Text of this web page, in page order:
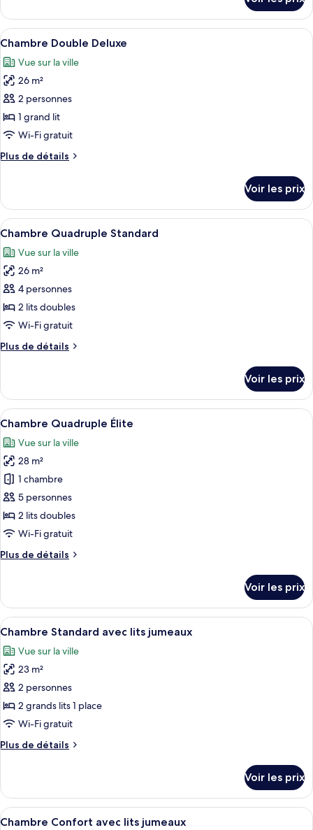
Élite
le
type
de
Chambre
Double
Élite
Afficher
toutes
les
photos
pour
ce
type
chambre :
Deluxe
Une chambre d’hôtel moderne
6
Chambre Double Deluxe
Vue sur la ville
26 m²
2 personnes
1 grand lit
Wi-Fi gratuit
Plus de détails
Plus
le
type
de
Chambre
Double
Deluxe
Voir les prix
Afficher
toutes
les
photos
pour
ce
type
chambre :
Standard
Une chambre d’hôtel avec deux lits,
5
Chambre Quadruple Standard
Vue sur la ville
26 m²
4 personnes
2 lits doubles
Wi-Fi gratuit
Plus de détails
Plus
le
type
de
Chambre
Quadruple
Standard
Voir les prix
Afficher
toutes
les
photos
pour
ce
type
de
chambre :
Chambre
Une chambre d’hôtel avec deux lits,
5
Chambre Quadruple Élite
Vue sur la ville
28 m²
1 chambre
5 personnes
2 lits doubles
Wi-Fi gratuit
Plus de détails
Plus
le
type
de
Chambre
Quadruple
Élite
Voir les prix
Afficher
toutes
les
photos
pour
ce
type
chambre :
avec
lits
Une chambre d’hôtel avec deux lits,
5
Chambre Standard avec lits jumeaux
Vue sur la ville
23 m²
2 personnes
2 grands lits 1 place
Wi-Fi gratuit
Plus de détails
Plus
le
type
de
Voir les prix
Afficher
Une chambre d’hôtel avec deux
5
Chambre Confort avec lits jumeaux